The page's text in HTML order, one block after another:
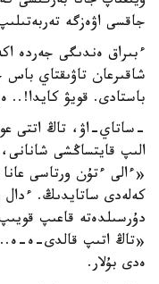
جاقسى اۋەزگە
ءبىراق ەندىگى جەردە
شاقىرعان تاۋىقتاي باس
باستادى. قويۋ
-ساتاي-اۋ، تاڭ اتتى
الىپ قايتساڭشى
«ءالى ءتۇن ورتاسى
كەلەدى ساتايدىڭ. ءدال
دۇرسىلدەتە قاعىپ
«تاڭ اتىپ قالدى-ە-
ەدى بۇلار.